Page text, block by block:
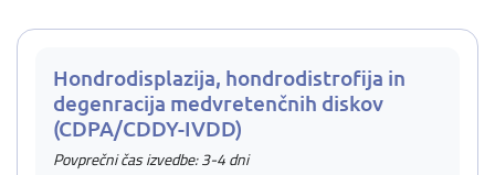
Hondrodisplazija, hondrodistrofija in
degenracija medvretenčnih diskov
(CDPA/CDDY-IVDD)
Povprečni čas izvedbe: 3-4 dni